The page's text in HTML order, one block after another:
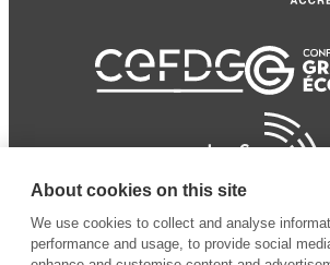
About cookies on this site
We use cookies to collect and analyse
performance and usage, to provide social